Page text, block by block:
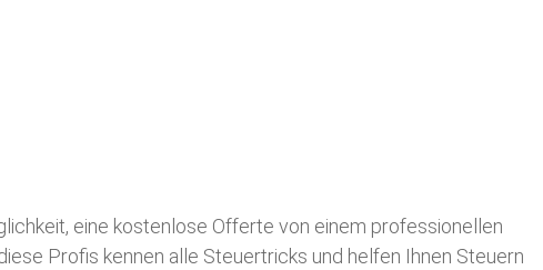
eine kostenlose Offerte von einem professionellen
Profis kennen alle Steuertricks und helfen Ihnen Steuern